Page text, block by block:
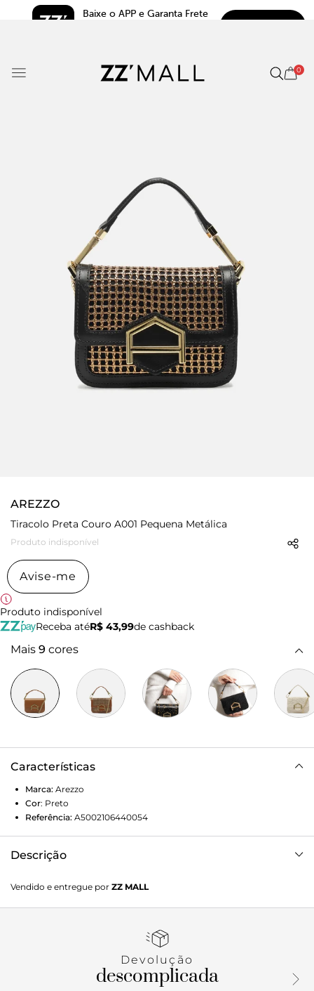
Baixe o APP e Garanta Frete
0
AREZZO
Tiracolo Preta Couro A001 Pequena Metálica
Produto indisponível
Avise-me
Produto indisponível
Receba atéR$ 43,99de cashback
Mais 9 cores
Características
Marca: Arezzo
Cor: Preto
Referência: A5002106440054
Descrição
acessório tem formato estruturado e quadrado e laterais
arredondadas. Possui capas em tressê metálico e moldura
alça de ombro presa por ganchos imponentes. Com fecho
detalhe em peça metálica vazada e formato de A
geométrico. Apresenta forro e bolso interno.
Vendido e entregue por ZZ MALL
Devolução
descomplicada